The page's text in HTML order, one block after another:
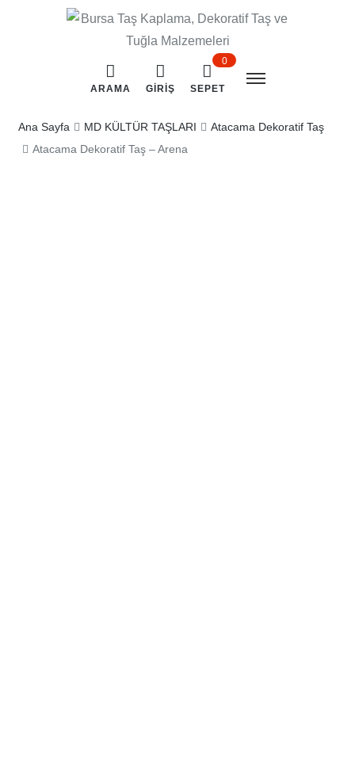
ARAMA GIRIŞ
0
SEPET
Ana Sayfa MD KÜLTÜR TAŞLARI
Atacama Dekoratif Taş
Atacama Dekoratif Taş – Arena